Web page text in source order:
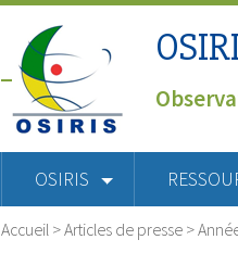
OSIRIS
Accueil >Articles de presse >